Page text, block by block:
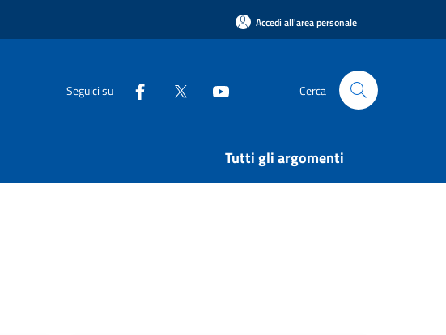
Accedi all'area personale
Seguici su Cerca
Tutti gli argomenti